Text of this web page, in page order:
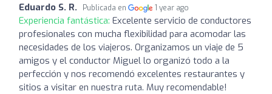
Eduardo S. R. Publicada en 1 year ago
Experiencia fantástica: Excelente servicio de conductores
profesionales con mucha flexibilidad para acomodar las
necesidades de los viajeros. Organizamos un viaje de 5
amigos y el conductor Miguel lo organizó todo a la
perfección y nos recomendó excelentes restaurantes y
sitios a visitar en nuestra ruta. Muy recomendable!